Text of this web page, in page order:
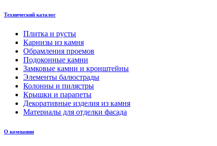
Технический каталог
Плитка и русты
Карнизы из камня
Обрамления проемов
Подоконные камни
Замковые камни и кронштейны
Элементы балюстрады
Колонны и пилястры
Крышки и парапеты
Декоративные изделия из камня
Материалы для отделки фасада
О компании